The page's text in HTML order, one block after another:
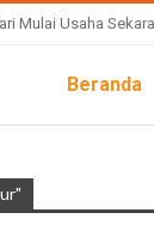
Mulai Usaha
Beranda